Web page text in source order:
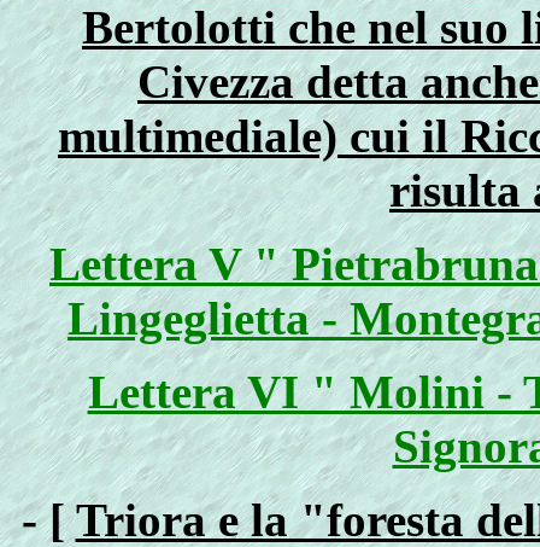
Bertolotti che nel suo
Civezza detta
multimediale) cui il
risulta
Lettera V "
Lingeglietta -
Lettera VI " Molini -
- [Triora e la "foresta